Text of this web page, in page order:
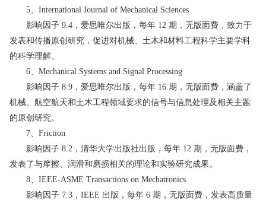
5、International Journal of Mechanical Sciences
影响因子 9.4，爱思唯尔出版，每年 12 期，无版面费，致力于
发表和传播原创研究，促进对机械、土木和材料工程科学主要学科
的科学理解。
6、Mechanical Systems and Signal Processing
影响因子 8.9，爱思唯尔出版，每年 16 期，无版面费，涵盖了
机械、航空航天和土木工程领域要求的信号与信息处理及相关主题
的原创研究。
7、Friction
影响因子 8.2，清华大学出版社出版，每年 12 期，无版面费，
发表了与摩擦、润滑和磨损相关的理论和实验研究成果。
8、IEEE-ASME Transactions on Mechatronics
影响因子 7.3，IEEE 出版，每年 6 期，无版面费，发表高质量